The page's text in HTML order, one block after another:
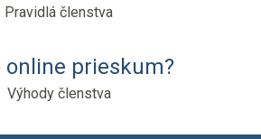
Pravidlá členstva
online prieskum?
Výhody členstva